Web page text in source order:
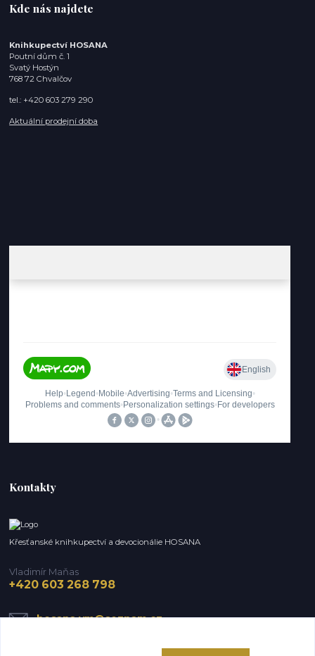
Kde nás najdete
Knihkupectví HOSANA
Poutní dům č. 1
Svatý Hostýn
768 72 Chvalčov
tel.: +420 603 279 290
Aktuální prodejní doba
Kontakty
Křesťanské knihkupectví a devocionálie HOSANA
Vladimír Maňas
+420 603 268 798
hosana.vm@seznam.cz